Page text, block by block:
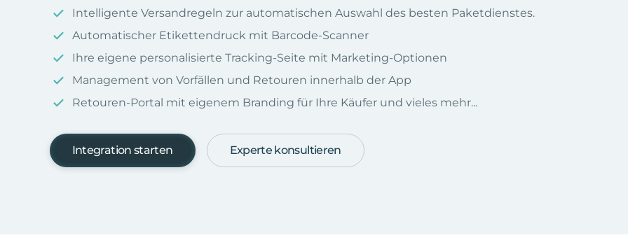
Intelligente Versandregeln zur automatischen Auswahl des besten Paketdienstes.
Automatischer Etikettendruck mit Barcode-Scanner
Ihre eigene personalisierte Tracking-Seite mit Marketing-Optionen
Management von Vorfällen und Retouren innerhalb der App
Retouren-Portal mit eigenem Branding für Ihre Käufer und vieles mehr...
Integration starten Experte konsultieren